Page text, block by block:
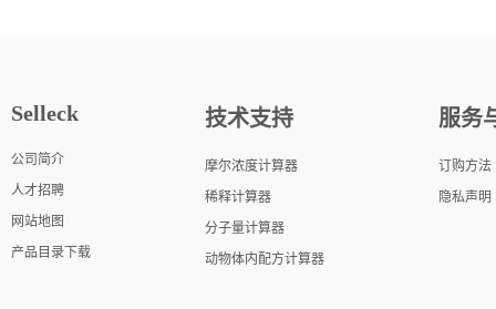
Selleck
公司简介
人才招聘
网站地图
产品目录下载
技术支持
摩尔浓度计算器
稀释计算器
分子量计算器
动物体内配方计算器
服务
订购方法
隐私声明